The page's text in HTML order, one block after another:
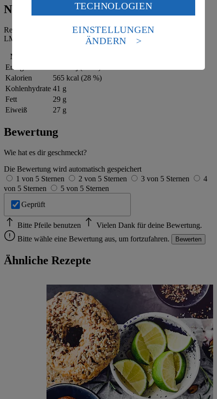
Nährwerte
Referenzmenge für einen durchschnittlichen Erwachsenen laut
LMIV (8.400 kJ/2.000 kcal).
Nährwerte
Energie
Kalorien
565 kcal (28 %)
Kohlenhydrate 41 g
Fett
29 g
Eiweiß
27 g
Bewertung
Wie hat es dir geschmeckt?
Die Bewertung wird automatisch gespeichert
1 von 5 Sternen
2 von 5 Sternen 3 von 5 Sternen
4
von 5 Sternen
5 von 5 Sternen
Geprüft
Bitte Pfeile benutzen
Vielen Dank für deine Bewertung.
Bitte wähle eine Bewertung aus, um fortzufahren.
Bewerten
Ähnliche Rezepte
des Art. 49 Abs. 1 Satz 1 lit. a) DSGVO ein, dass deine
Daten in den USA verarbeitet werden. Der EuGH sieht
die USA als Land mit einem nach europäischen
Standards nicht angemessenen Datenschutzniveau an.
Es besteht das Risiko eines Zugriffs durch US-
Informationen zum Herausgeber der Seite findest du
im
Impressum
TECHNOLOGIEN
EINSTELLUNGEN
ÄNDERN